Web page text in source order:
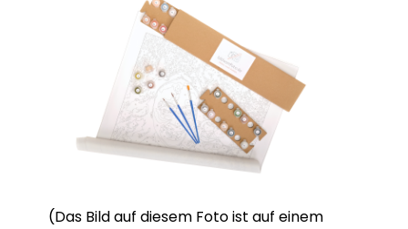
(Das Bild auf diesem Foto ist auf einem